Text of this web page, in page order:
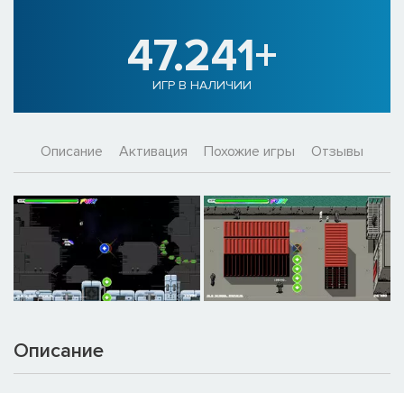
47.241+
ИГР В НАЛИЧИИ
Описание Активация Похожие игры Отзывы
Описание